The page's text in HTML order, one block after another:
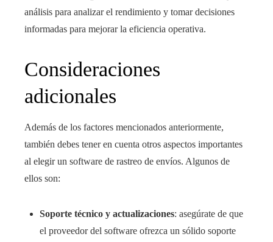
análisis para analizar el rendimiento y tomar decisiones
informadas para mejorar la eficiencia operativa.
Consideraciones
adicionales
Además de los factores mencionados anteriormente,
también debes tener en cuenta otros aspectos importantes
al elegir un software de rastreo de envíos. Algunos de
ellos son:
Soporte técnico y actualizaciones: asegúrate de que
el proveedor del software ofrezca un sólido soporte